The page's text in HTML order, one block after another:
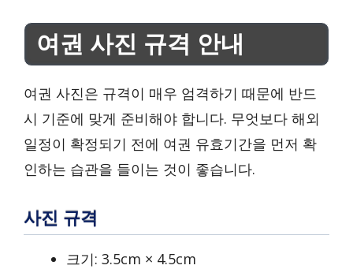
여권 사진 규격 안내
여권 사진은 규격이 매우 엄격하기 때문에 반드
시 기준에 맞게 준비해야 합니다. 무엇보다 해외
일정이 확정되기 전에 여권 유효기간을 먼저 확
인하는 습관을 들이는 것이 좋습니다.
사진 규격
크기: 3.5cm × 4.5cm